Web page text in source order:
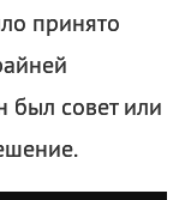
принято
совет или